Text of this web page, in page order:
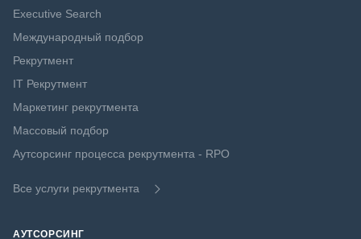
Executive Search
Международный подбор
Рекрутмент
IT Рекрутмент
Маркетинг рекрутмента
Массовый подбор
Аутсорсинг процесса рекрутмента - RPO
Все услуги рекрутмента
АУТСОРСИНГ